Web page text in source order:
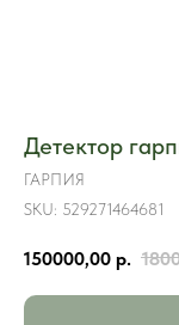
Детектор
ГАРПИЯ
SKU: 529271464681
150000,00 р.